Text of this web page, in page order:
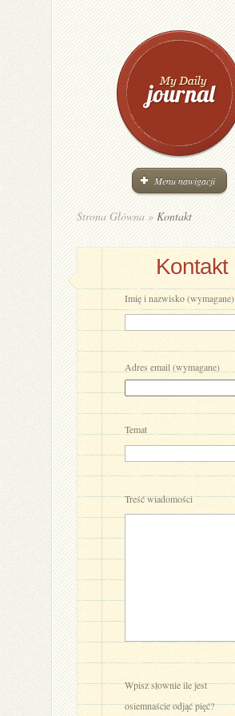
Menu nawigacji
Strona Główna »Kontakt
Kontakt
Imię i nazwisko (wymagane)
Adres email (wymagane)
Temat
Treść wiadomości
Wpisz słownie ile jest
osiemnaście odjąć pięć?